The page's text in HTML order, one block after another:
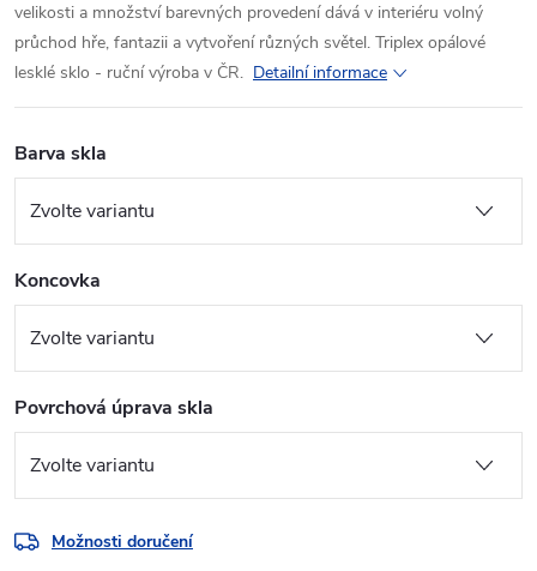
velikosti a množství barevných provedení dává v interiéru volný
průchod hře, fantazii a vytvoření různých světel. Triplex opálové
lesklé sklo - ruční výroba v ČR. Detailní informace
Barva skla
Koncovka
Povrchová úprava skla
Možnosti doručení